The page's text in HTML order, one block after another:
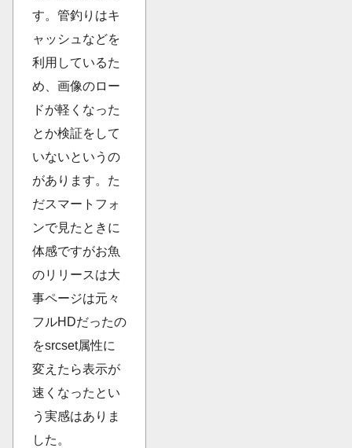
す。管釣りはキ
ャッシュなどを
利用しているた
め、画像のロー
ドが軽くなった
とか検証をして
いないというの
があります。た
だスマートフォ
ンで見たときに
体感ですがお魚
のリリースは大
事ページは元々
フルHDだったの
をsrcset属性に
変えたら表示が
速くなったとい
う実感はありま
した。